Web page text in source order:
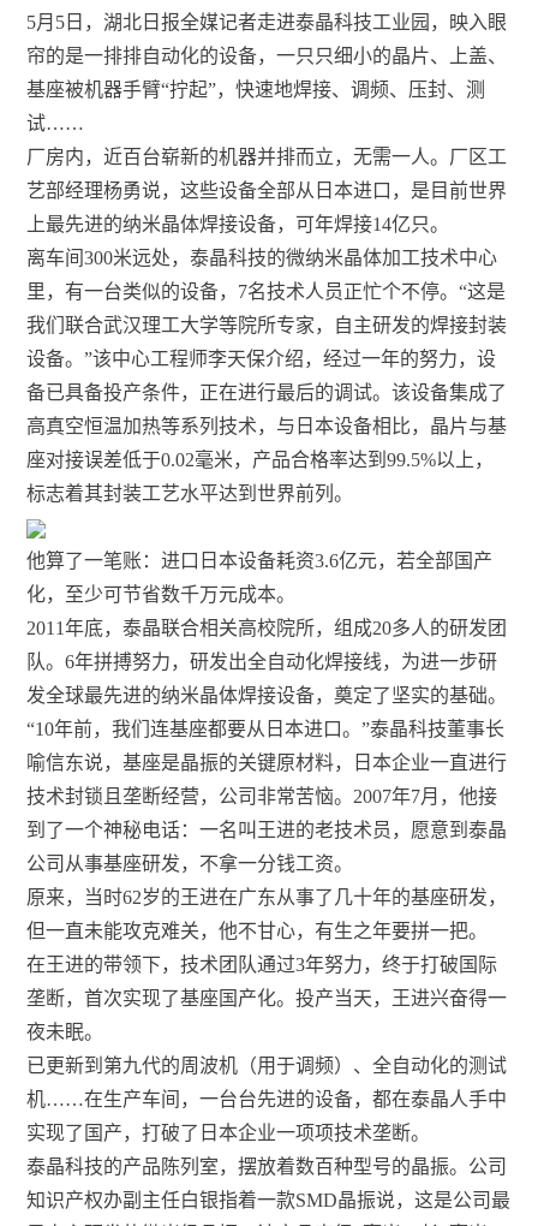
5月5日，湖北日报全媒记者走进泰晶科技工业园，映入眼
帘的是一排排自动化的设备，一只只细小的晶片、上盖、
基座被机器手臂“拧起”，快速地焊接、调频、压封、测
试……
厂房内，近百台崭新的机器并排而立，无需一人。厂区工
艺部经理杨勇说，这些设备全部从日本进口，是目前世界
上最先进的纳米晶体焊接设备，可年焊接14亿只。
离车间300米远处，泰晶科技的微纳米晶体加工技术中心
里，有一台类似的设备，7名技术人员正忙个不停。“这是
我们联合武汉理工大学等院所专家，自主研发的焊接封装
设备。”该中心工程师李天保介绍，经过一年的努力，设
备已具备投产条件，正在进行最后的调试。该设备集成了
高真空恒温加热等系列技术，与日本设备相比，晶片与基
座对接误差低于0.02毫米，产品合格率达到99.5%以上，
标志着其封装工艺水平达到世界前列。
他算了一笔账：进口日本设备耗资3.6亿元，若全部国产
化，至少可节省数千万元成本。
2011年底，泰晶联合相关高校院所，组成20多人的研发团
队。6年拼搏努力，研发出全自动化焊接线，为进一步研
发全球最先进的纳米晶体焊接设备，奠定了坚实的基础。
“10年前，我们连基座都要从日本进口。”泰晶科技董事长
喻信东说，基座是晶振的关键原材料，日本企业一直进行
技术封锁且垄断经营，公司非常苦恼。2007年7月，他接
到了一个神秘电话：一名叫王进的老技术员，愿意到泰晶
公司从事基座研发，不拿一分钱工资。
原来，当时62岁的王进在广东从事了几十年的基座研发，
但一直未能攻克难关，他不甘心，有生之年要拼一把。
在王进的带领下，技术团队通过3年努力，终于打破国际
垄断，首次实现了基座国产化。投产当天，王进兴奋得一
夜未眠。
已更新到第九代的周波机（用于调频）、全自动化的测试
机……在生产车间，一台台先进的设备，都在泰晶人手中
实现了国产，打破了日本企业一项项技术垄断。
泰晶科技的产品陈列室，摆放着数百种型号的晶振。公司
知识产权办副主任白银指着一款SMD晶振说，这是公司最